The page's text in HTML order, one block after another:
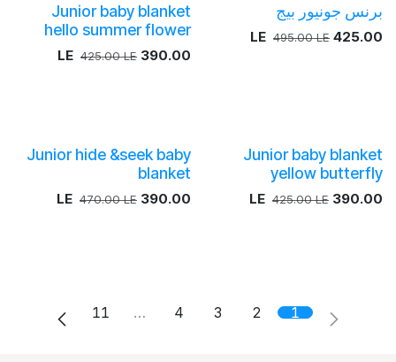
برنس جونيور بيج
425.00
495.00LE
Junior baby blanket
hello summer flower
390.00
425.00LE
Junior baby blanket
yellow butterfly
390.00
425.00LE
Junior hide &seek baby
blanket
390.00
470.00LE
1
2
3
4
…
11